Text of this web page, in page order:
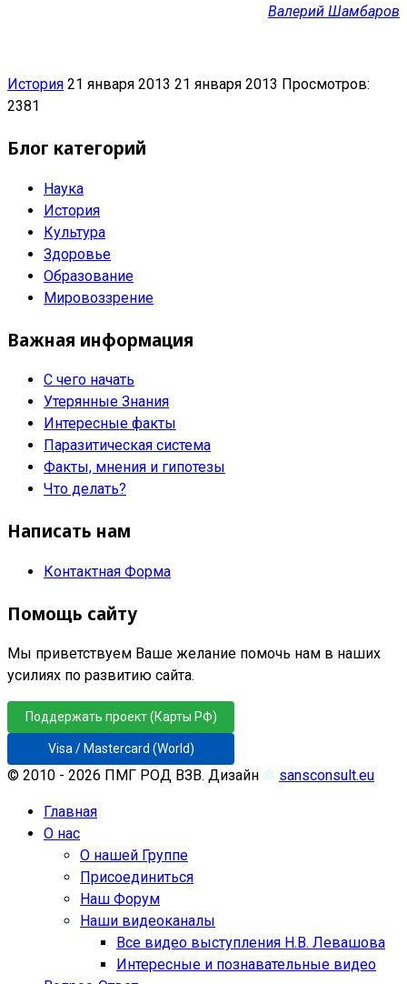
Валерий Шамбаров
История 21 января 2013 21 января 2013 Просмотров:
2381
Блог категорий
Наука
История
Культура
Здоровье
Образование
Мировоззрение
Важная информация
С чего начать
Утерянные Знания
Интересные факты
Паразитическая система
Факты, мнения и гипотезы
Что делать?
Написать нам
Контактная Форма
Помощь сайту
Мы приветствуем Ваше желание помочь нам в наших
усилиях по развитию сайта.
Поддержать проект (Карты РФ)
Visa / Mastercard (World)
© 2010 - 2026 ПМГ РОД ВЗВ. Дизайн ♲ sansconsult.eu
Главная
О нас
О нашей Группе
Присоединиться
Наш Форум
Наши видеоканалы
Все видео выступления Н.В. Левашова
Интересные и познавательные видео